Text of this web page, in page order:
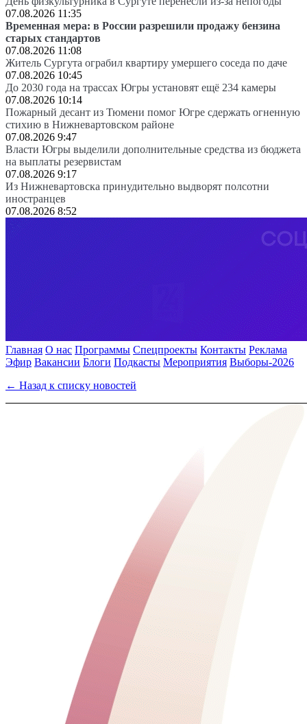
07.08.2026 11:35
Временная мера: в России разрешили продажу бензина
старых стандартов
07.08.2026 11:08
Житель Сургута ограбил квартиру умершего соседа по даче
07.08.2026 10:45
До 2030 года на трассах Югры установят ещё 234 камеры
07.08.2026 10:14
Пожарный десант из Тюмени помог Югре сдержать огненную
стихию в Нижневартовском районе
07.08.2026 9:47
Власти Югры выделили дополнительные средства из бюджета
на выплаты резервистам
07.08.2026 9:17
Из Нижневартовска принудительно выдворят полсотни
иностранцев
07.08.2026 8:52
Главная О нас Программы Спецпроекты Контакты Реклама
Эфир Вакансии Блоги Подкасты Мероприятия Выборы-2026
← Назад к списку новостей